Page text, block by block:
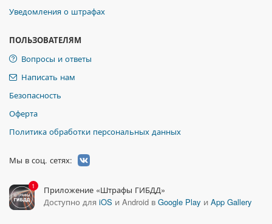
Уведомления о штрафах
ПОЛЬЗОВАТЕЛЯМ
Вопросы и ответы
Написать нам
Безопасность
Оферта
Политика обработки персональных данных
Мы в соц. сетях:
1
Приложение «Штрафы ГИБДД»
Доступно для iOS и Android в Google Play и App Gallery